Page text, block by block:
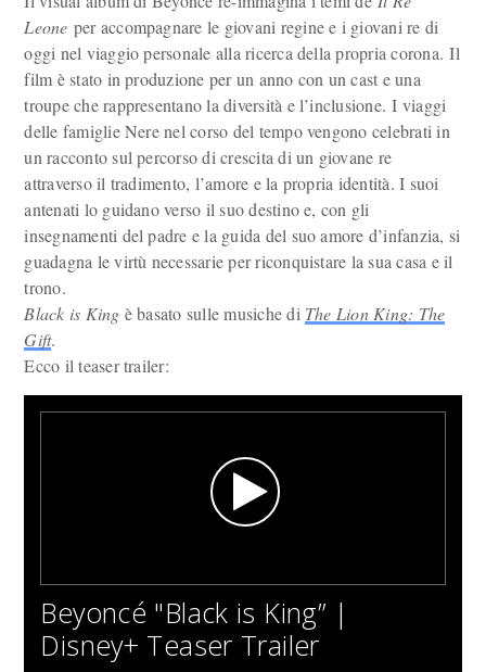
Leone per accompagnare le giovani regine e i giovani re di
oggi nel viaggio personale alla ricerca della propria corona. Il
film è stato in produzione per un anno con un cast e una
troupe che rappresentano la diversità e l’inclusione. I viaggi
delle famiglie Nere nel corso del tempo vengono celebrati in
un racconto sul percorso di crescita di un giovane re
attraverso il tradimento, l’amore e la propria identità. I suoi
antenati lo guidano verso il suo destino e, con gli
insegnamenti del padre e la guida del suo amore d’infanzia, si
guadagna le virtù necessarie per riconquistare la sua casa e il
trono.
Black is King è basato sulle musiche di The Lion King: The
Gift.
Ecco il teaser trailer:
Beyoncé "Black is King” |
Disney+ Teaser Trailer